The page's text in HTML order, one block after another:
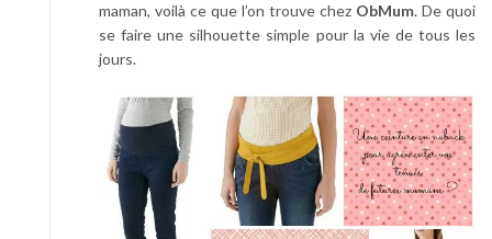
maman, voilà ce que l’on trouve chez ObMum. De quoi
se faire une silhouette simple pour la vie de tous les
jours.